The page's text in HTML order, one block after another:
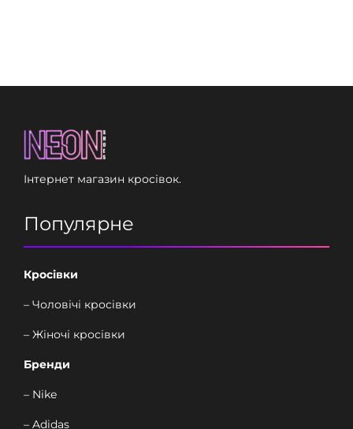
Інтернет магазин кросівок.
Популярне
Кросівки
– Чоловічі кросівки
– Жіночі кросівки
Бренди
– Nike
– Adidas